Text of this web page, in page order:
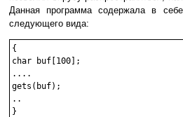
Данная программа содержала в
следующего вида:
{
char buf[100];
....
gets(buf);
..
}